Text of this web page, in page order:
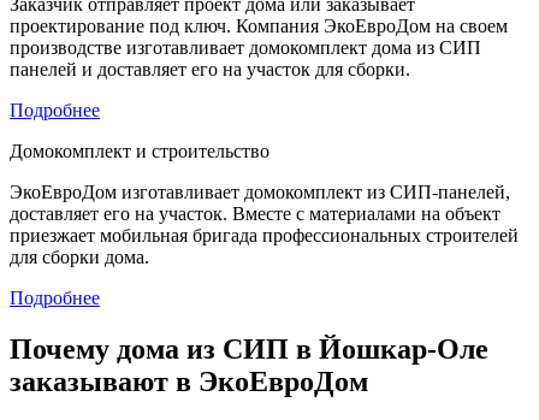
проектирование под ключ. Компания ЭкоЕвроДом на своем
производстве изготавливает домокомплект дома из СИП
панелей и доставляет его на участок для сборки.
Подробнее
Домокомплект и строительство
ЭкоЕвроДом изготавливает домокомплект из СИП-панелей,
доставляет его на участок. Вместе с материалами на объект
приезжает мобильная бригада профессиональных строителей
для сборки дома.
Подробнее
Почему дома из СИП в Йошкар-Оле
заказывают в ЭкоЕвроДом